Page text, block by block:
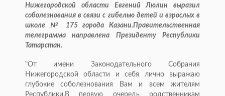
Нижегородской области Евгений Люлин выразил
соболезнования в связи с гибелью детей и взрослых в
школе № 175 города Казани.Правительственная
телеграмма направлена Президенту Республики
Татарстан.
"От имени Законодательного Собрания
Нижегородской области и себя лично выражаю
глубокие соболезнования Вам и всем жителям